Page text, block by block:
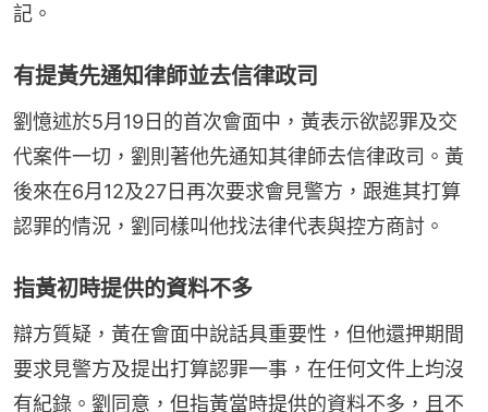
記。
有提黃先通知律師並去信律政司
劉憶述於5月19日的首次會面中，黃表示欲認罪及交
代案件一切，劉則著他先通知其律師去信律政司。黃
後來在6月12及27日再次要求會見警方，跟進其打算
認罪的情況，劉同樣叫他找法律代表與控方商討。
指黃初時提供的資料不多
辯方質疑，黃在會面中說話具重要性，但他還押期間
要求見警方及提出打算認罪一事，在任何文件上均沒
有紀錄。劉同意，但指黃當時提供的資料不多，且不